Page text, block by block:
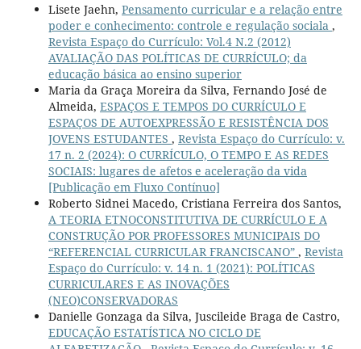
Lisete Jaehn, Pensamento curricular e a relação entre
poder e conhecimento: controle e regulação sociala ,
Revista Espaço do Currículo: Vol.4 N.2 (2012)
AVALIAÇÃO DAS POLÍTICAS DE CURRÍCULO; da
educação básica ao ensino superior
Maria da Graça Moreira da Silva, Fernando José de
Almeida, ESPAÇOS E TEMPOS DO CURRÍCULO E
ESPAÇOS DE AUTOEXPRESSÃO E RESISTÊNCIA DOS
JOVENS ESTUDANTES , Revista Espaço do Currículo: v.
17 n. 2 (2024): O CURRÍCULO, O TEMPO E AS REDES
SOCIAIS: lugares de afetos e aceleração da vida
[Publicação em Fluxo Contínuo]
Roberto Sidnei Macedo, Cristiana Ferreira dos Santos,
A TEORIA ETNOCONSTITUTIVA DE CURRÍCULO E A
CONSTRUÇÃO POR PROFESSORES MUNICIPAIS DO
“REFERENCIAL CURRICULAR FRANCISCANO” , Revista
Espaço do Currículo: v. 14 n. 1 (2021): POLÍTICAS
CURRICULARES E AS INOVAÇÕES
(NEO)CONSERVADORAS
Danielle Gonzaga da Silva, Juscileide Braga de Castro,
EDUCAÇÃO ESTATÍSTICA NO CICLO DE